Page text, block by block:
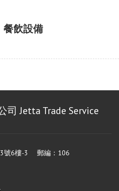
餐飲設備
Jetta Trade Service
號6樓-3 郵編：106